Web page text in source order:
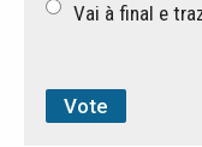
Vai à final e